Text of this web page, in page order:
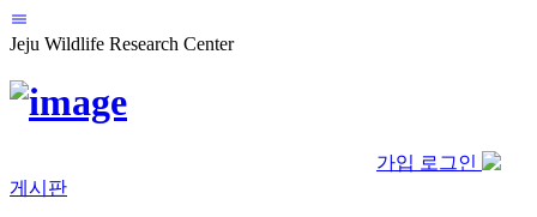
Jeju Wildlife Research Center
가입 로그인
게시판